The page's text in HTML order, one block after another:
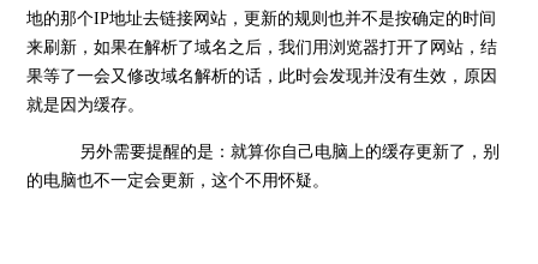
地的那个IP地址去链接网站，更新的规则也并不是按确定的时间
来刷新，如果在解析了域名之后，我们用浏览器打开了网站，结
果等了一会又修改域名解析的话，此时会发现并没有生效，原因
就是因为缓存。
另外需要提醒的是：就算你自己电脑上的缓存更新了，别
的电脑也不一定会更新，这个不用怀疑。